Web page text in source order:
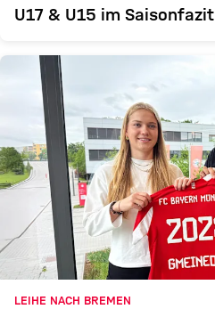
U17 & U15 im Saisonfazit
LEIHE NACH BREMEN